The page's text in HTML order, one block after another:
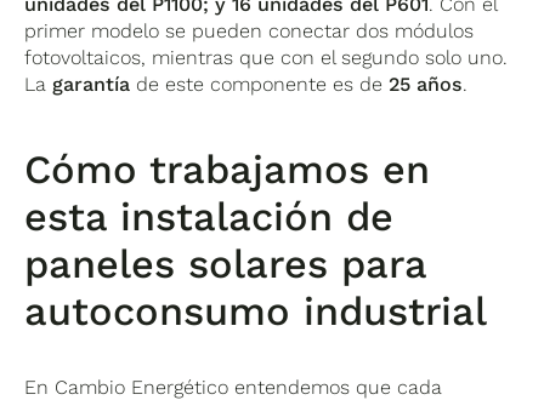
primer modelo se pueden conectar dos módulos
fotovoltaicos, mientras que con el segundo solo uno.
La garantía de este componente es de 25 años.
Cómo trabajamos en
esta instalación de
paneles solares para
autoconsumo industrial
En Cambio Energético entendemos que cada